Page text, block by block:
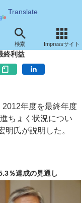
Translate
検索 Impressサイト
展～「ビッグデータ事業
終利益
年度を最終年度
ちょく状況につい
氏が説明した。
％達成の見通し